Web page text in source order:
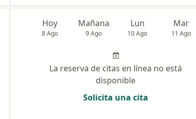
Hoy
8 Ago
Mañana
9 Ago
Lun
10 Ago
Mar
11 Ago
La reserva de citas en línea no está
disponible
Solicita una cita